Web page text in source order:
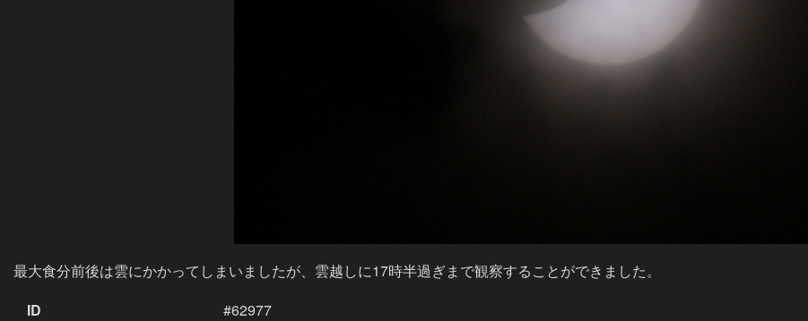
最大食分前後は雲にかかってしまいましたが、雲越しに17時半過ぎまで観察することができました。
ID
#62977